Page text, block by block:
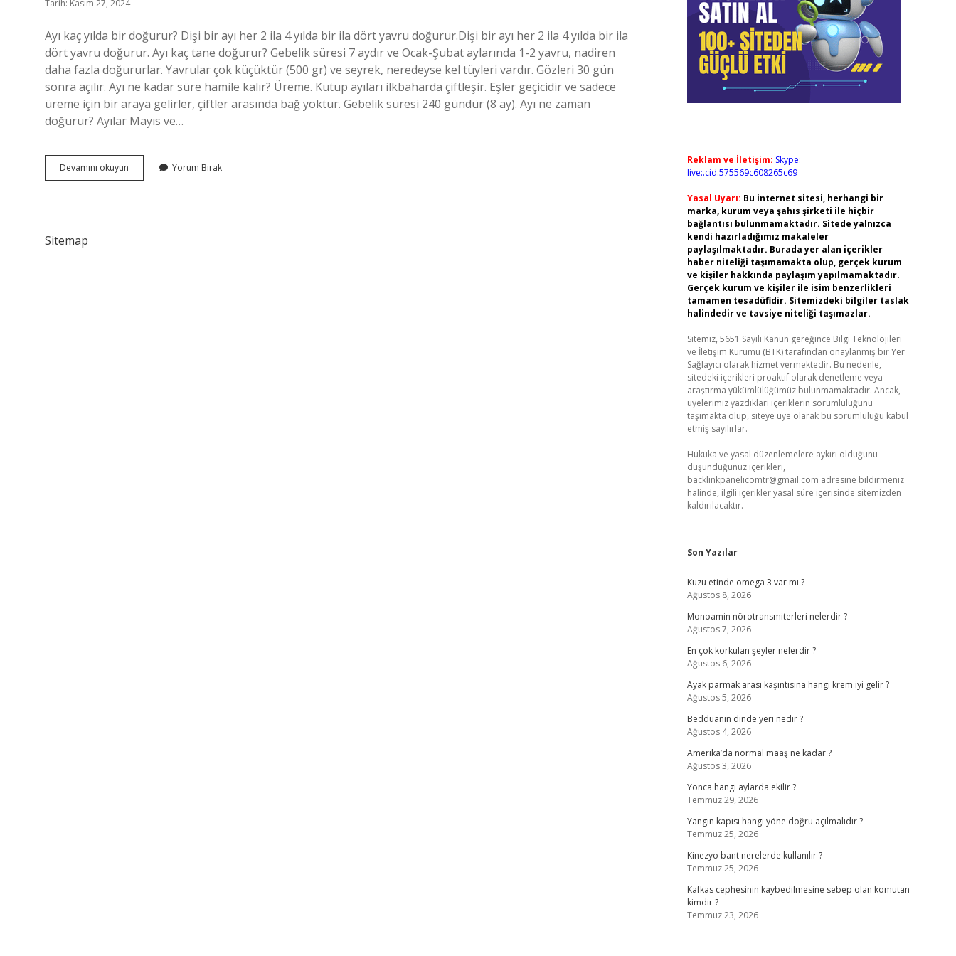
Tarih: Kasım 27, 2024
Ayı kaç yılda bir doğurur? Dişi bir ayı her 2 ila 4 yılda bir ila dört yavru doğurur.Dişi bir ayı her 2 ila 4 yılda bir ila
dört yavru doğurur. Ayı kaç tane doğurur? Gebelik süresi 7 aydır ve Ocak-Şubat aylarında 1-2 yavru, nadiren
daha fazla doğururlar. Yavrular çok küçüktür (500 gr) ve seyrek, neredeyse kel tüyleri vardır. Gözleri 30 gün
sonra açılır. Ayı ne kadar süre hamile kalır? Üreme. Kutup ayıları ilkbaharda çiftleşir. Eşler geçicidir ve sadece
üreme için bir araya gelirler, çiftler arasında bağ yoktur. Gebelik süresi 240 gündür (8 ay). Ayı ne zaman
doğurur? Ayılar Mayıs ve…
Devamını okuyun
Senede
Yorum Bırak
Sitemap
Reklam ve İletişim: Skype:
live:.cid.575569c608265c69
Yasal Uyarı: Bu internet sitesi, herhangi bir
marka, kurum veya şahıs şirketi ile hiçbir
bağlantısı bulunmamaktadır. Sitede yalnızca
kendi hazırladığımız makaleler
paylaşılmaktadır. Burada yer alan içerikler
haber niteliği taşımamakta olup, gerçek kurum
ve kişiler hakkında paylaşım yapılmamaktadır.
Gerçek kurum ve kişiler ile isim benzerlikleri
tamamen tesadüfidir. Sitemizdeki bilgiler taslak
halindedir ve tavsiye niteliği taşımazlar.
Sitemiz, 5651 Sayılı Kanun gereğince Bilgi Teknolojileri
ve İletişim Kurumu (BTK) tarafından onaylanmış bir Yer
Sağlayıcı olarak hizmet vermektedir. Bu nedenle,
sitedeki içerikleri proaktif olarak denetleme veya
araştırma yükümlülüğümüz bulunmamaktadır. Ancak,
üyelerimiz yazdıkları içeriklerin sorumluluğunu
taşımakta olup, siteye üye olarak bu sorumluluğu kabul
etmiş sayılırlar.
Hukuka ve yasal düzenlemelere aykırı olduğunu
düşündüğünüz içerikleri,
backlinkpanelicomtr@gmail.com adresine bildirmeniz
halinde, ilgili içerikler yasal süre içerisinde sitemizden
kaldırılacaktır.
Son Yazılar
Kuzu etinde omega 3 var mı ?
Ağustos 8, 2026
Monoamin nörotransmiterleri nelerdir ?
Ağustos 7, 2026
En çok korkulan şeyler nelerdir ?
Ağustos 6, 2026
Ayak parmak arası kaşıntısına hangi krem iyi gelir ?
Ağustos 5, 2026
Bedduanın dinde yeri nedir ?
Ağustos 4, 2026
Amerika’da normal maaş ne kadar ?
Ağustos 3, 2026
Yonca hangi aylarda ekilir ?
Temmuz 29, 2026
Yangın kapısı hangi yöne doğru açılmalıdır ?
Temmuz 25, 2026
Kinezyo bant nerelerde kullanılır ?
Temmuz 25, 2026
Kafkas cephesinin kaybedilmesine sebep olan komutan
kimdir ?
Temmuz 23, 2026